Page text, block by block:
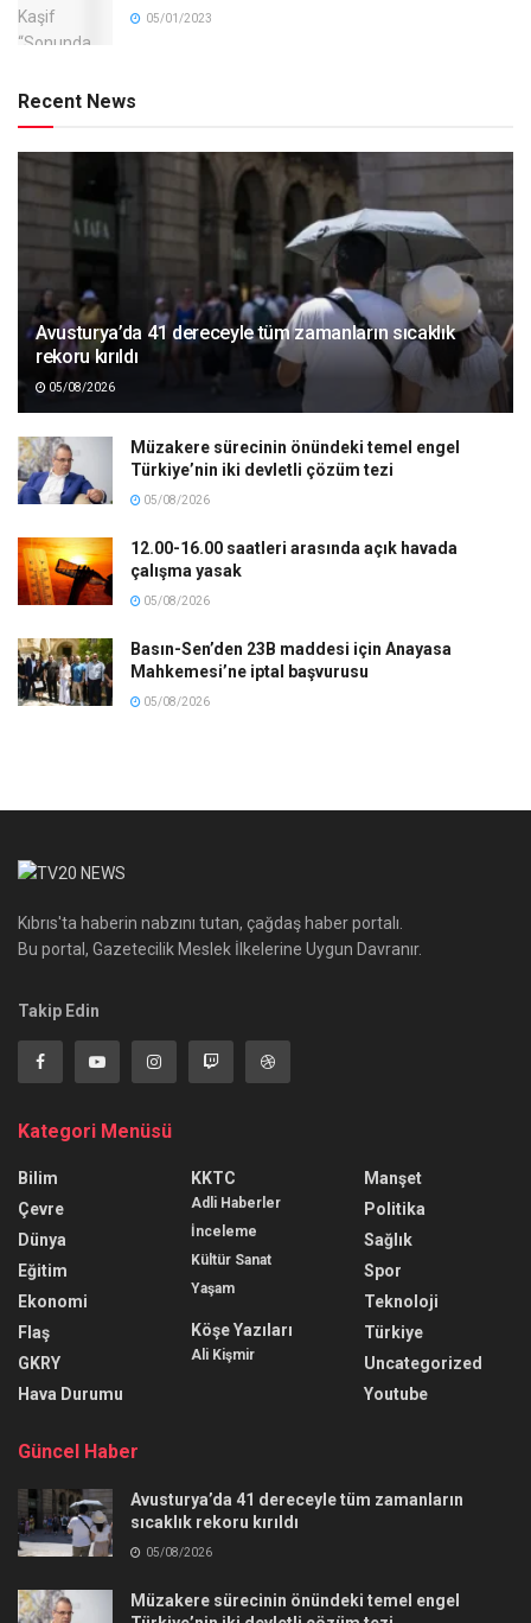
05/01/2023
Recent News
Avusturya’da 41 dereceyle tüm zamanların sıcaklık
rekoru kırıldı
05/08/2026
Müzakere sürecinin önündeki temel engel
Türkiye’nin iki devletli çözüm tezi
05/08/2026
12.00-16.00 saatleri arasında açık havada
çalışma yasak
05/08/2026
Basın-Sen’den 23B maddesi için Anayasa
Mahkemesi’ne iptal başvurusu
05/08/2026
Kıbrıs'ta haberin nabzını tutan, çağdaş haber portalı.
Bu portal, Gazetecilik Meslek İlkelerine Uygun Davranır.
Takip Edin
Kategori Menüsü
Bilim
Çevre
Dünya
Eğitim
Ekonomi
Flaş
GKRY
Hava Durumu
KKTC
Adli Haberler
İnceleme
Kültür Sanat
Yaşam
Köşe Yazıları
Ali Kişmir
Manşet
Politika
Sağlık
Spor
Teknoloji
Türkiye
Uncategorized
Youtube
Güncel Haber
Avusturya’da 41 dereceyle tüm zamanların
sıcaklık rekoru kırıldı
05/08/2026
Müzakere sürecinin önündeki temel engel